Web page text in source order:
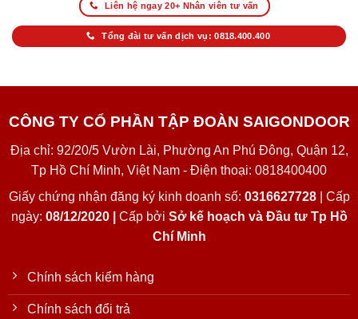
Liên hệ ngay 20+ Nhân viên tư vấn
Tổng đài tư vấn dịch vụ: 0818.400.400
CÔNG TY CỔ PHẦN TẬP ĐOÀN SAIGONDOOR
Địa chỉ: 92/20/5 Vườn Lài, Phường An Phú Đông, Quận 12,
Tp Hồ Chí Minh, Việt Nam - Điện thoại: 0818400400
Giấy chứng nhận đăng ký kinh doanh số: 0316627728| Cấp
ngày: 08/12/2020 | Cấp bởi Sở kế hoạch và Đầu tư Tp Hồ
Chí Minh
Chính sách kiểm hàng
Chính sách đổi trả